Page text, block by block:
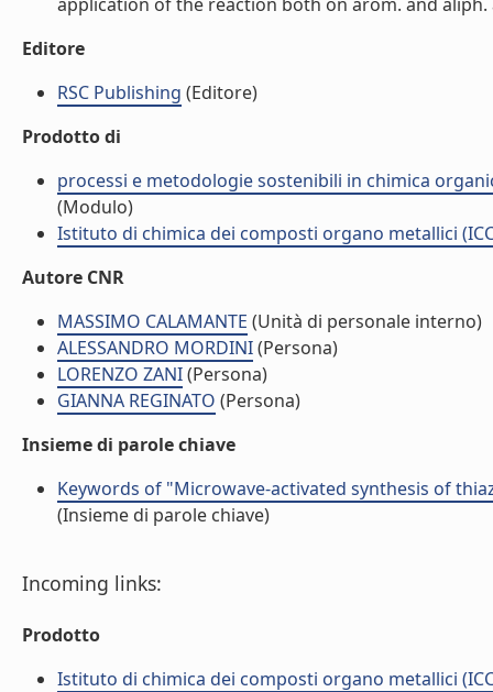
Editore
RSC Publishing (Editore)
Prodotto di
processi e metodologie sostenibili in chimica
(Modulo)
Istituto di chimica dei composti organo metallici
Autore CNR
MASSIMO CALAMANTE (Unità di personale interno)
ALESSANDRO MORDINI(Persona)
LORENZO ZANI(Persona)
GIANNA REGINATO (Persona)
Insieme di parole chiave
Keywords of "Microwave-activated synthesis of
(Insieme di parole chiave)
Incoming links:
Prodotto
Istituto di chimica dei composti organo metallici